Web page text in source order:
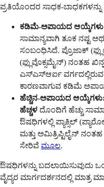
ಪ್ರತಿಯೊಂದರ ಸಾಧಕ-
ಕಡಿಮೆ-ಅಪಾಯದ
ಸಾಮಾನ್ಯವಾಗಿ ತೂಕ ನಷ್ಟ
ಸಂಬಂಧಿಸಿದೆ. ಪ್ರೊಜಾಕ್
(ಫ್ಲುವೊಕ್ಸಮೈನ್) ನಂತಹ
ಎಸ್ಎಸ್ಆರ್ಐ
ಕಾರಣವಾಗುವ ಕಡಿಮೆ
ಹೆಚ್ಚಿನ-ಅಪಾಯದ ಆಯ್ಕೆಗಳು:
ಹೆಚ್ಚಳ ದೊಂದಿಗೆ ಹೆಚ್ಚು
ಔಷಧಿಗಳಲ್ಲಿ ಪ್ಯಾಕ್ಸಿಲ್
ಮತ್ತು ಅಮಿತ್ರಿಪ್ಟಿಲೈನ್
ಸೇರಿವೆ ಮೂಲ.
ಔಷಧಿಗಳನ್ನು ಬದಲಾಯಿಸುವುದು
ವೈದ್ಯರ ಮಾರ್ಗದರ್ಶನದಲ್ಲಿ ಮಾತ್ರ